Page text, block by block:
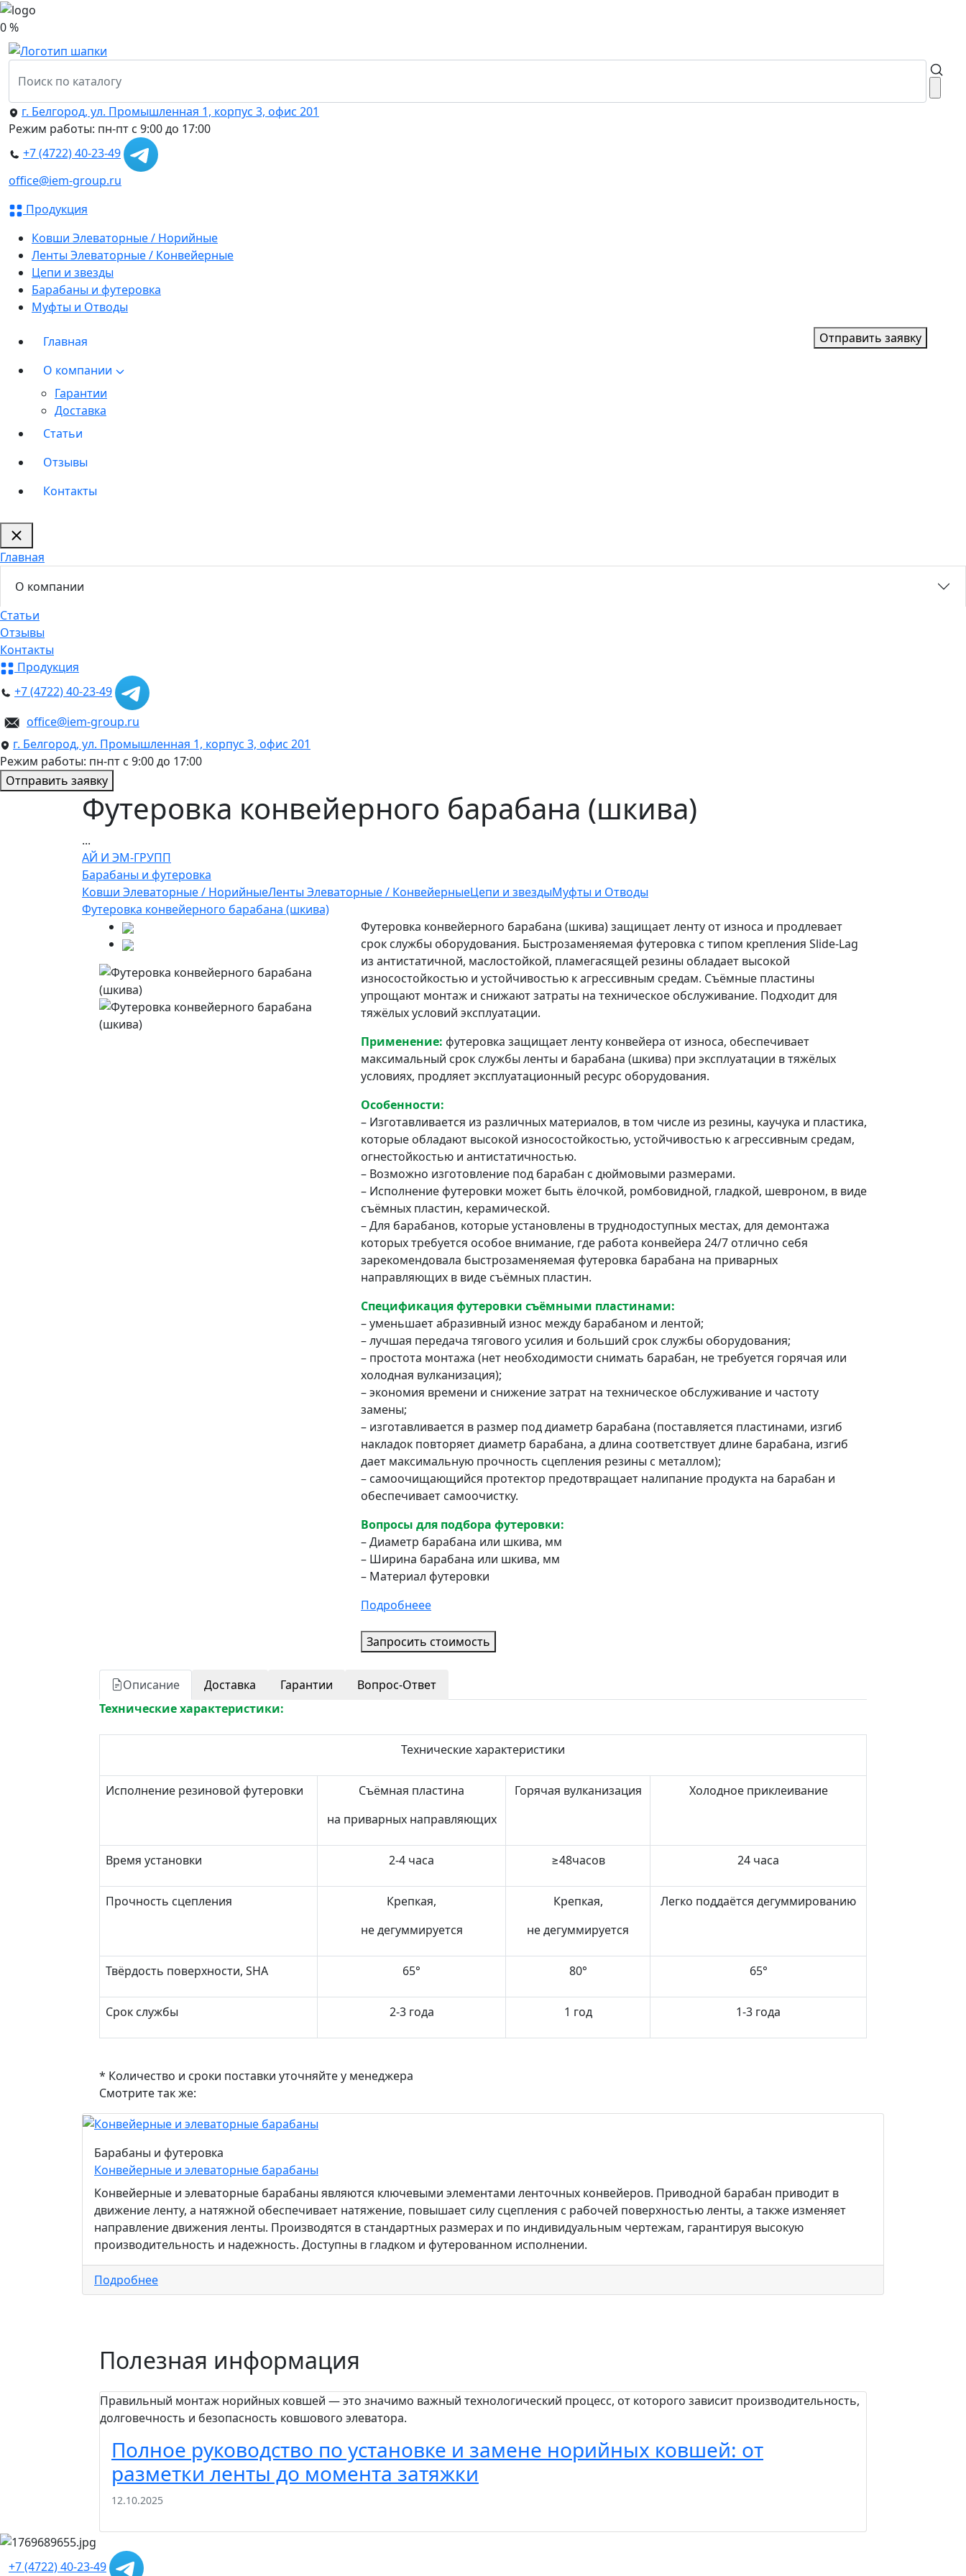
0 %
г. Белгород, ул. Промышленная 1, корпус 3, офис 201
Режим работы: пн-пт с 9:00 до 17:00
+7 (4722) 40-23-49
office@iem-group.ru
Продукция
Ковши Элеваторные / Норийные
Ленты Элеваторные / Конвейерные
Цепи и звезды
Барабаны и футеровка
Муфты и Отводы
Главная
О компании
Гарантии
Доставка
Статьи
Отзывы
Контакты
Отправить заявку
Главная
О компании
Статьи
Отзывы
Контакты
Продукция
+7 (4722) 40-23-49
office@iem-group.ru
г. Белгород, ул. Промышленная 1, корпус 3, офис 201
Режим работы: пн-пт с 9:00 до 17:00
Отправить заявку
Футеровка конвейерного барабана (шкива)
...
АЙ И ЭМ-ГРУПП
Барабаны и футеровка
Ковши Элеваторные / НорийныеЛенты Элеваторные / КонвейерныеЦепи и звездыМуфты и Отводы
Футеровка конвейерного барабана (шкива)
Футеровка конвейерного барабана (шкива) защищает ленту от износа и продлевает
срок службы оборудования. Быстрозаменяемая футеровка с типом крепления Slide-Lag
из антистатичной, маслостойкой, пламегасящей резины обладает высокой
износостойкостью и устойчивостью к агрессивным средам. Съёмные пластины
упрощают монтаж и снижают затраты на техническое обслуживание. Подходит для
тяжёлых условий эксплуатации.
Применение: футеровка защищает ленту конвейера от износа, обеспечивает
максимальный срок службы ленты и барабана (шкива) при эксплуатации в тяжёлых
условиях, продляет эксплуатационный ресурс оборудования.
Особенности:
– Изготавливается из различных материалов, в том числе из резины, каучука и пластика,
которые обладают высокой износостойкостью, устойчивостью к агрессивным средам,
огнестойкостью и антистатичностью.
– Возможно изготовление под барабан с дюймовыми размерами.
– Исполнение футеровки может быть ёлочкой, ромбовидной, гладкой, шевроном, в виде
съёмных пластин, керамической.
– Для барабанов, которые установлены в труднодоступных местах, для демонтажа
которых требуется особое внимание, где работа конвейера 24/7 отлично себя
зарекомендовала быстрозаменяемая футеровка барабана на приварных
направляющих в виде съёмных пластин.
Спецификация футеровки съёмными пластинами:
– уменьшает абразивный износ между барабаном и лентой;
– лучшая передача тягового усилия и больший срок службы оборудования;
– простота монтажа (нет необходимости снимать барабан, не требуется горячая или
холодная вулканизация);
– экономия времени и снижение затрат на техническое обслуживание и частоту
замены;
– изготавливается в размер под диаметр барабана (поставляется пластинами, изгиб
накладок повторяет диаметр барабана, а длина соответствует длине барабана, изгиб
дает максимальную прочность сцепления резины с металлом);
– самоочищающийся протектор предотвращает налипание продукта на барабан и
обеспечивает самоочистку.
Вопросы для подбора футеровки:
– Диаметр барабана или шкива, мм
– Ширина барабана или шкива, мм
– Материал футеровки
Подробнеее
Запросить стоимость
Описание Доставка Гарантии
Вопрос-Ответ
Технические характеристики:
Технические характеристики
Исполнение резиновой футеровки
Съёмная пластина
на приварных направляющих
Горячая вулканизация Холодное приклеивание
Время установки 2-4 часа ≥48часов 24 часа
Прочность сцепления
Крепкая,
не дегуммируется
Крепкая,
не дегуммируется
Легко поддаётся дегуммированию
Твёрдость поверхности, SHA 65° 80° 65°
Срок службы 2-3 года 1 год 1-3 года
* Количество и сроки поставки уточняйте у менеджера
Смотрите так же:
Барабаны и футеровка
Конвейерные и элеваторные барабаны
Конвейерные и элеваторные барабаны являются ключевыми элементами ленточных конвейеров. Приводной барабан приводит в
движение ленту, а натяжной обеспечивает натяжение, повышает силу сцепления с рабочей поверхностью ленты, а также изменяет
направление движения ленты. Производятся в стандартных размерах и по индивидуальным чертежам, гарантируя высокую
производительность и надежность. Доступны в гладком и футерованном исполнении.
Подробнее
Полезная информация
Правильный монтаж норийных ковшей — это значимо важный технологический процесс, от которого зависит производительность,
долговечность и безопасность ковшового элеватора.
Полное руководство по установке и замене норийных ковшей: от
разметки ленты до момента затяжки
12.10.2025
+7 (4722) 40-23-49